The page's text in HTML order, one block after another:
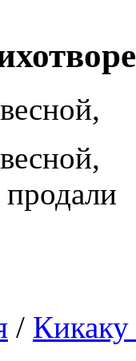
/ Кикаку